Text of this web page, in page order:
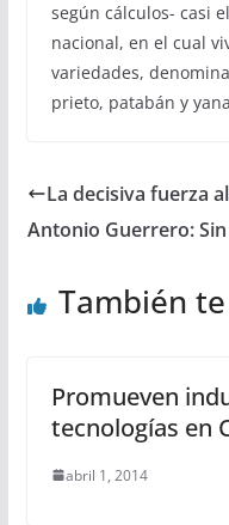
según cálculos- casi
nacional, en el cual
variedades,
prieto, patabán y
La decisiva fuerza
Antonio Guerrero:
También
Promueven
tecnologías en
abril 1, 2014